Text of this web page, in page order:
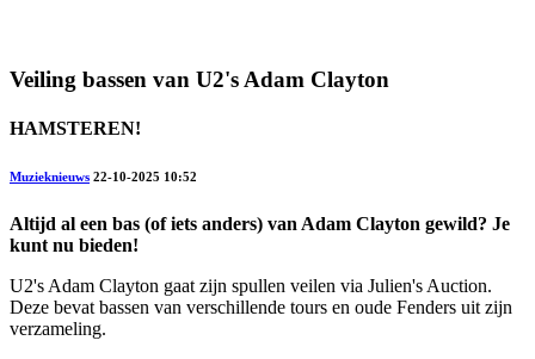
Veiling bassen van U2's Adam Clayton
HAMSTEREN!
Muzieknieuws 22-10-2025 10:52
Altijd al een bas (of iets anders) van Adam Clayton gewild? Je
kunt nu bieden!
U2's Adam Clayton gaat zijn spullen veilen via Julien's Auction.
Deze bevat bassen van verschillende tours en oude Fenders uit zijn
verzameling.